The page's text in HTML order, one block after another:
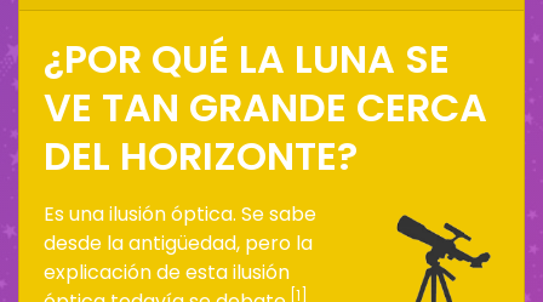
¿POR QUÉ LA LUNA SE
VE TAN GRANDE CERCA
DEL HORIZONTE?
Es una ilusión óptica. Se sabe
desde la antigüedad, pero la
explicación de esta ilusión
[1]